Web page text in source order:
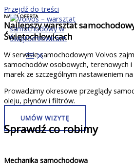
Przejdź do treści
NASZA OFERTA
Najlepszy warsztat
Świętochłowicach
W serwisie samochodowym Volvos
samochodów osobowych, terenowych
marek ze szczególnym nastawieniem
Prowadzimy okresowe przeglądy
oleju, płynów i filtrów.
UMÓW WIZYTĘ
Sprawdź co robimy
Mechanika samochodowa